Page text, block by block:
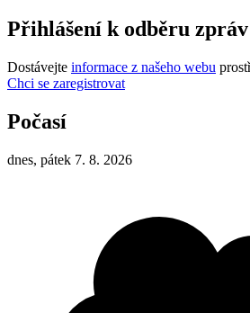
Přihlášení k odběru zpráv
Dostávejte informace z našeho webu
Chci se zaregistrovat
Počasí
dnes, pátek 7. 8. 2026